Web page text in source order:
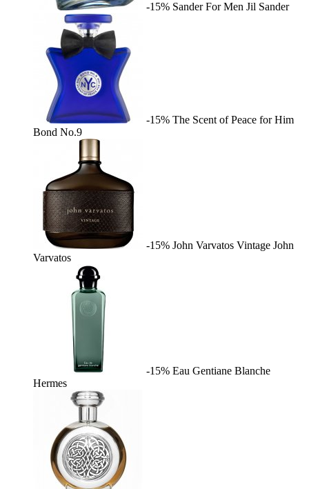
-15% Sander For Men Jil Sander
-15% The Scent of Peace for Him
Bond No.9
-15% John Varvatos Vintage John
Varvatos
-15% Eau Gentiane Blanche
Hermes